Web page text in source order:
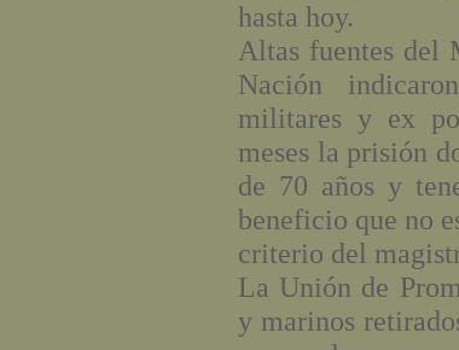
hasta hoy.
Altas fuentes del
Nación
militares y ex
meses la prisión
de 70 años y
beneficio que no
criterio del
La Unión de
y marinos